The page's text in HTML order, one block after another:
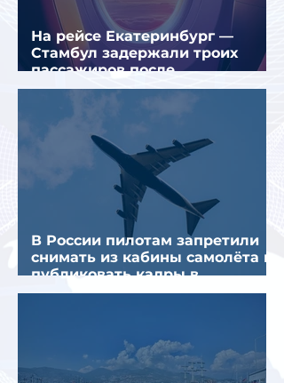
На рейсе Екатеринбург —
Стамбул задержали троих
пассажиров после
предполагаемой серии краж
В России пилотам запретили
снимать из кабины самолёта и
публиковать кадры в
интернете